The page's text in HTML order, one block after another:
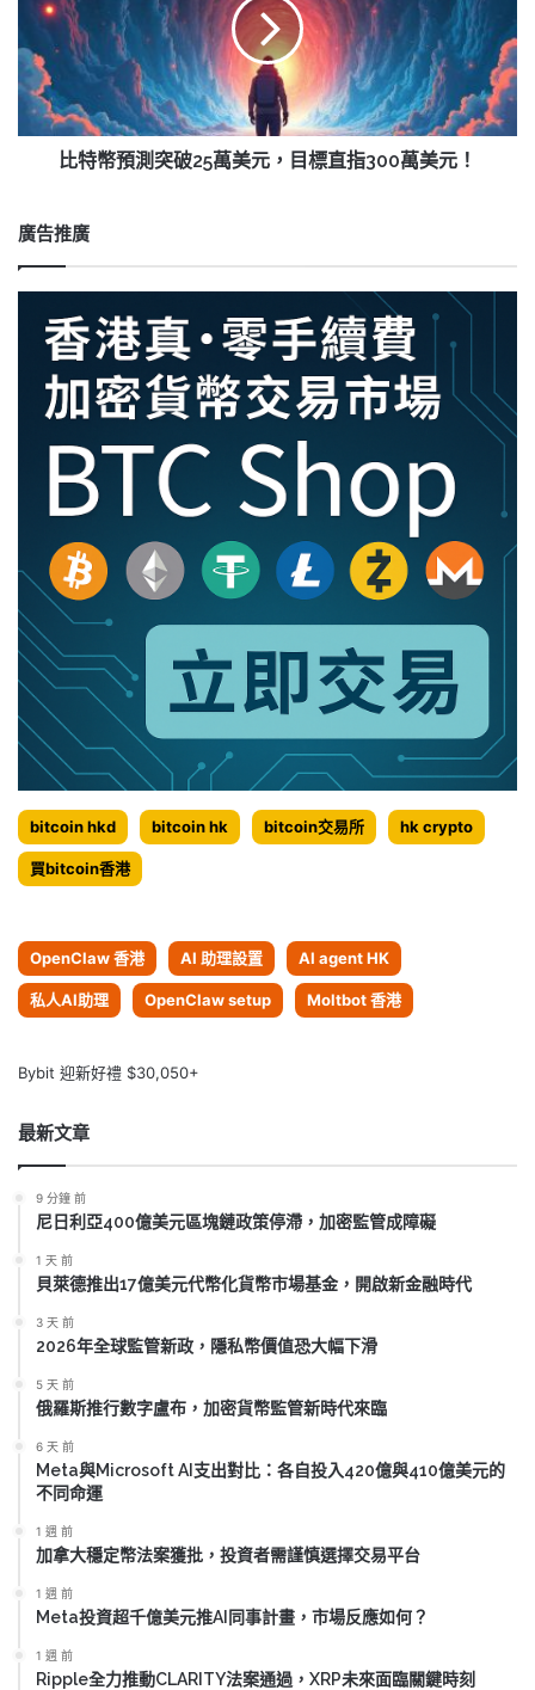
跨
境
突
破
25
萬
標
元！
比特幣預測突破25萬美元，目標直指300萬美元！
廣告推廣
bitcoin hkd bitcoin hk bitcoin交易所 hk crypto
買bitcoin香港
OpenClaw 香港 AI 助理設置 AI agent HK
私人AI助理 OpenClaw setup Moltbot 香港
Bybit 迎新好禮 $30,050+
最新文章
9 分鐘 前
尼日利亞400億美元區塊鏈政策停滯，加密監管成障礙
1 天 前
貝萊德推出17億美元代幣化貨幣市場基金，開啟新金融時代
3 天 前
2026年全球監管新政，隱私幣價值恐大幅下滑
5 天 前
俄羅斯推行數字盧布，加密貨幣監管新時代來臨
6 天 前
Meta與Microsoft AI支出對比：各自投入420億與410億美元的
不同命運
1 週 前
加拿大穩定幣法案獲批，投資者需謹慎選擇交易平台
1 週 前
Meta投資超千億美元推AI同事計畫，市場反應如何？
1 週 前
Ripple全力推動CLARITY法案通過，XRP未來面臨關鍵時刻